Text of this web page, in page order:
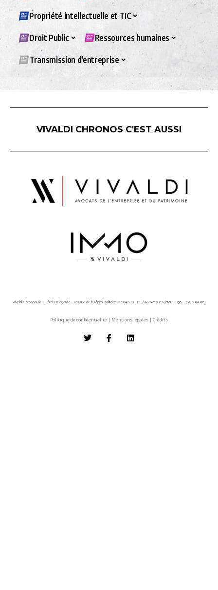
Propriété intellectuelle et TIC
Droit Public Ressources humaines
Transmission d’entreprise
VIVALDI CHRONOS C'EST AUSSI
Vivaldi Chronos © - Hôtel Delagarde - 120, rue de l'Hôpital Militaire - 59043 LILLE / 45 avenue Victor Hugo - 75116 PARIS
Politique de confidentialité | Mentions légales | Crédits